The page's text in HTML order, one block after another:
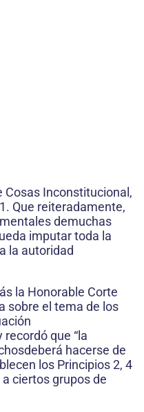
Cosas Inconstitucional,
Que reiteradamente,
demuchas
imputar toda la
la autoridad
la Honorable Corte
sobre el tema de los
que “la
hacerse de
los Principios 2, 4
ciertos grupos de